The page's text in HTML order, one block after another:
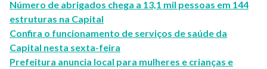
Número de abrigados chega a 13,1 mil pessoas em 144
estruturas na Capital
Confira o funcionamento de serviços de saúde da
Capital nesta sexta-feira
Prefeitura anuncia local para mulheres e crianças e